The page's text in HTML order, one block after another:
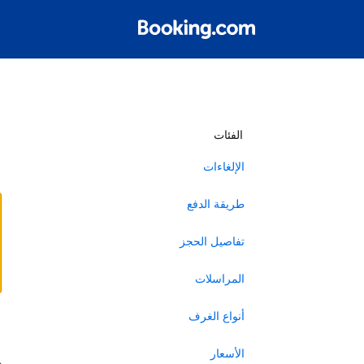
الفئات
الإلغاءات
طريقة الدفع
تفاصيل الحجز
المراسلات
أنواع الغرف
الأسعار